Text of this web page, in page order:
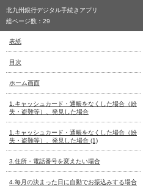
北九州銀行デジタル手続きアプリ
総ページ数： 29
表紙
目次
ホーム画面
1.キャッシュカード・通帳をなくした場合（紛
失・盗難等）、発見した場合
1.キャッシュカード・通帳をなくした場合（紛
失・盗難等）、発見した場合 (1)
3.住所・電話番号を変えたい場合
4.毎月の決まった日に自動でお振込みする場合